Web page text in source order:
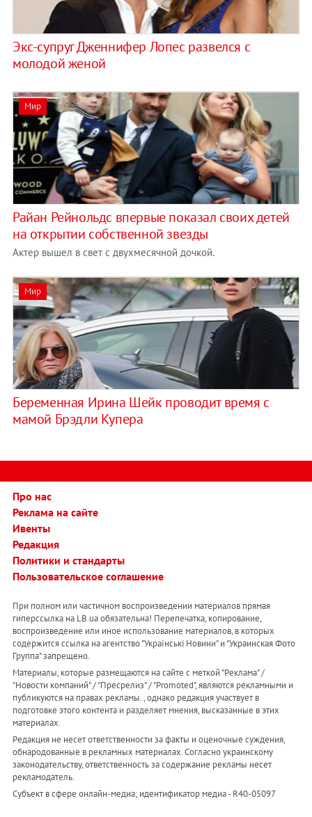
Экс-супруг Дженнифер Лопес развелся с
молодой женой
Мир
Райан Рейнольдс впервые показал своих детей
на открытии собственной звезды
Актер вышел в свет с двухмесячной дочкой.
Мир
Беременная Ирина Шейк проводит время с
мамой Брэдли Купера
Про нас
Реклама на сайте
Ивенты
Редакция
Политики и стандарты
Пользовательское соглашение
При полном или частичном воспроизведении материалов прямая
гиперссылка на LB.ua обязательна! Перепечатка, копирование,
воспроизведение или иное использование материалов, в которых
содержится ссылка на агентство "Українськi Новини" и "Украинская Фото
Группа" запрещено.
Материалы, которые размещаются на сайте с меткой "Реклама" /
"Новости компаний" / "Пресрелиз" / "Promoted", являются рекламными и
публикуются на правах рекламы. , однако редакция участвует в
подготовке этого контента и разделяет мнения, высказанные в этих
материалах.
Редакция не несет ответственности за факты и оценочные суждения,
обнародованные в рекламных материалах. Согласно украинскому
законодательству, ответственность за содержание рекламы несет
рекламодатель.
Субъект в сфере онлайн-медиа; идентификатор медиа - R40-05097